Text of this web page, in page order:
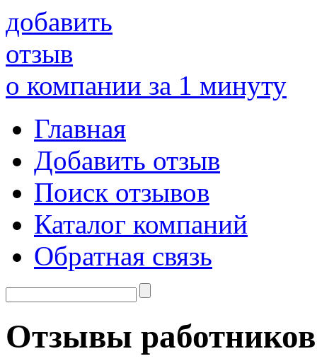
добавить
отзыв
о компании за 1 минуту
Главная
Добавить отзыв
Поиск отзывов
Каталог компаний
Обратная связь
Отзывы